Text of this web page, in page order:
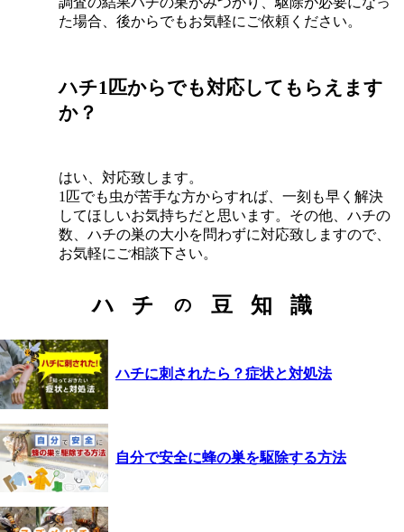
た場合、後からでもお気軽にご依頼ください。
ハチ1匹からでも対応してもらえます
か？
はい、対応致します。
1匹でも虫が苦手な方からすれば、一刻も早く解決
してほしいお気持ちだと思います。その他、ハチの
数、ハチの巣の大小を問わずに対応致しますので、
お気軽にご相談下さい。
ハ チ の 豆 知 識
ハチに刺されたら？症状と対処法
自分で安全に蜂の巣を駆除する方法